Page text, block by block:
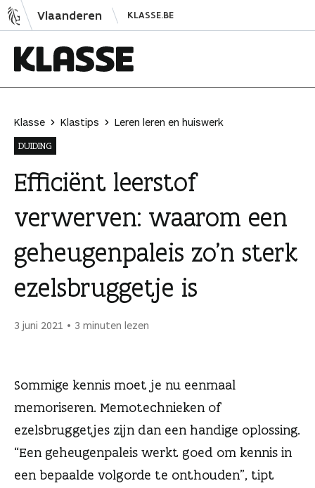
N
a
Vlaanderen KLASSE.BE
a
s
s
e
Klasse Klastips
Leren leren en huiswerk
DUIDING
Efficiënt leerstof
verwerven: waarom een
geheugenpaleis zo’n sterk
ezelsbruggetje is
3 juni 2021 3 minuten lezen
Sommige kennis moet je nu eenmaal
memoriseren. Memotechnieken of
ezelsbruggetjes zijn dan een handige oplossing.
“Een geheugenpaleis werkt goed om kennis in
een bepaalde volgorde te onthouden”, tipt